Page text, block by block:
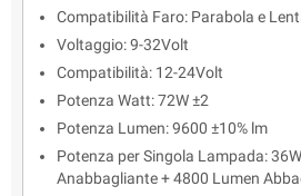
Compatibilità Faro: Parabola e
Voltaggio: 9-32Volt
Compatibilità: 12-24Volt
Potenza Watt: 72W ±2
Potenza Lumen: 9600 ±10% lm
Potenza per Singola Lampada:
Anabbagliante + 4800 Lumen